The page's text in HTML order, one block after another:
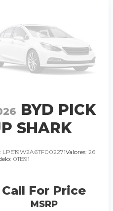
BYD PICK
SHARK
O
GL
IN
LPE19W2A6TF002271Valores:26
011591
Call For Price
MSRP